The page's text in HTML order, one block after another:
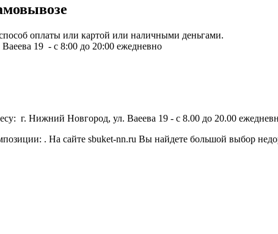
оплаты или картой или наличными деньгами.
19 - с 8:00 до 20:00 ежедневно
г. Нижний Новгород, ул. Ваеева 19 - с 8.00 до 20.00
. На сайте sbuket-nn.ru Вы найдете большой выбор